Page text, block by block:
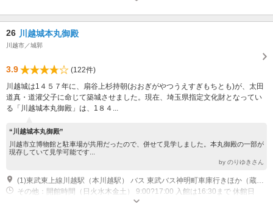
26 川越城本丸御殿
川越市／城郭
3.9
(122件)
川越城は1４５７年に、扇谷上杉持朝(おおぎがやつうえすぎもちとも)が、太田
道真・道灌父子に命じて築城させました。現在、埼玉県指定文化財となってい
る「川越城本丸御殿」は、1８４...
“川越城本丸御殿”
川越市立博物館と駐車場が共用だったので、併せて見学しました。本丸御殿の一部が
現存していて見学可能です...
by のりゆきさん
その他：開館時間（日火水木金土） 9:00?17:00 入館は16:30まで 休館日